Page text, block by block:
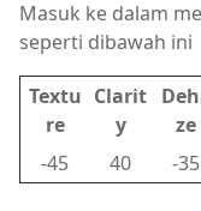
Masuk ke dalam
seperti dibawah ini
Textu
re
Clarit
y
ze
-45
40 -35